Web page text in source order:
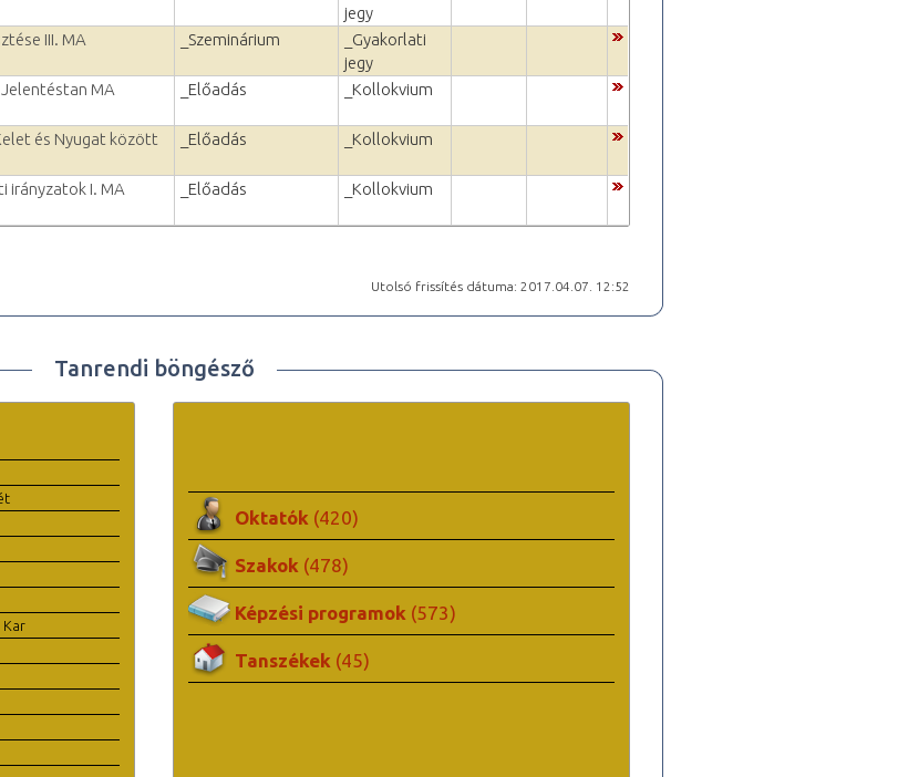
jegy
III. MA _Szeminárium
_Gyakorlati
jegy
MA _Előadás _Kollokvium
és Nyugat között
_Előadás _Kollokvium
irányzatok I. MA _Előadás _Kollokvium
Utolsó frissítés dátuma: 2017.04.07. 12:52
Tanrendi böngésző
Kar
Oktatók (420)
Szakok (478)
Képzési programok (573)
Tanszékek (45)